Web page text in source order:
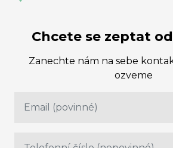
Chcete se zeptat
Zanechte nám na sebe
ozveme